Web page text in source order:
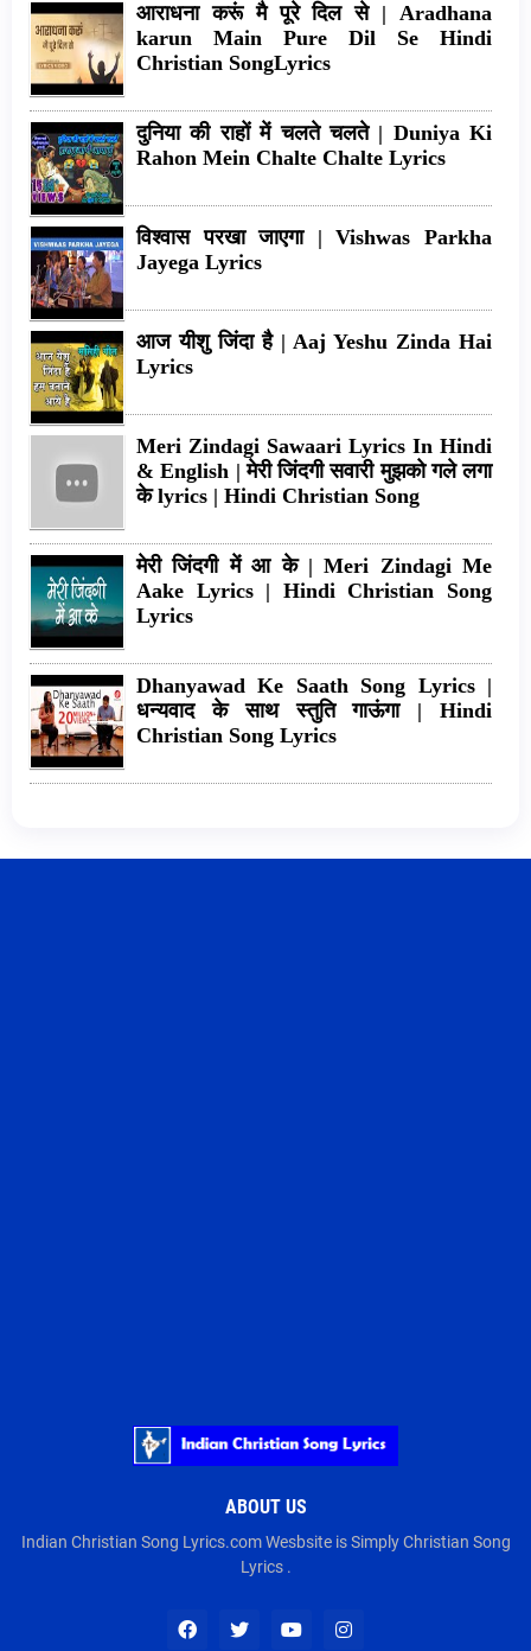
आराधना करूं मै पूरे दिल से | Aradhana
karun Main Pure Dil Se Hindi
Christian SongLyrics
दुनिया की राहों में चलते चलते | Duniya Ki
Rahon Mein Chalte Chalte Lyrics
विश्वास परखा जाएगा | Vishwas Parkha
Jayega Lyrics
आज यीशु जिंदा है | Aaj Yeshu Zinda Hai
Lyrics
Meri Zindagi Sawaari Lyrics In Hindi
& English | मेरी जिंदगी सवारी मुझको गले लगा
के lyrics | Hindi Christian Song
मेरी जिंदगी में आ के | Meri Zindagi Me
Aake Lyrics | Hindi Christian Song
Lyrics
Dhanyawad Ke Saath Song Lyrics |
धन्यवाद के साथ स्तुति गाऊंगा | Hindi
Christian Song Lyrics
ABOUT US
Indian Christian Song Lyrics.com Wesbsite is Simply Christian Song
Lyrics .